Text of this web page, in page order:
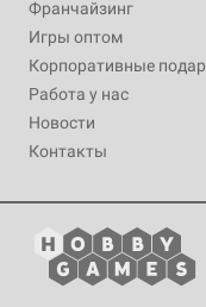
Франчайзинг
Игры оптом
Корпоративные
Работа у нас
Новости
Контакты